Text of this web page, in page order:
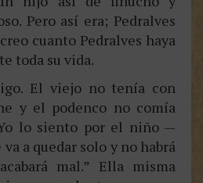
Pero así era; Pedralves
cuanto Pedralves haya
toda su vida.
El viejo no tenía con
y el podenco no comía
lo siento por el niño —
a quedar solo y no habrá
mal.” Ella misma